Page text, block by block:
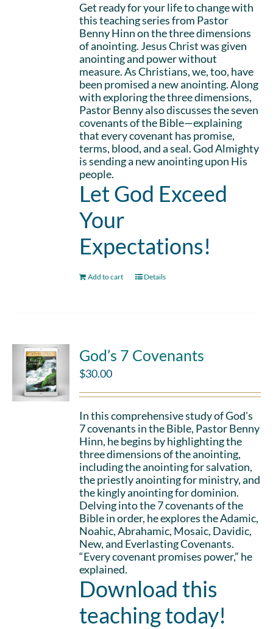
Get ready for your life to change with
this teaching series from Pastor
Benny Hinn on the three dimensions
of anointing. Jesus Christ was given
anointing and power without
measure. As Christians, we, too, have
been promised a new anointing. Along
with exploring the three dimensions,
Pastor Benny also discusses the seven
covenants of the Bible—explaining
that every covenant has promise,
terms, blood, and a seal. God Almighty
is sending a new anointing upon His
people.
Let God Exceed
Your
Expectations!
Add to cart Details
God’s 7 Covenants
$30.00
In this comprehensive study of God's
7 covenants in the Bible, Pastor Benny
Hinn, he begins by highlighting the
three dimensions of the anointing,
including the anointing for salvation,
the priestly anointing for ministry, and
the kingly anointing for dominion.
Delving into the 7 covenants of the
Bible in order, he explores the Adamic,
Noahic, Abrahamic, Mosaic, Davidic,
New, and Everlasting Covenants.
“Every covenant promises power,” he
explained.
Download this
teaching today!